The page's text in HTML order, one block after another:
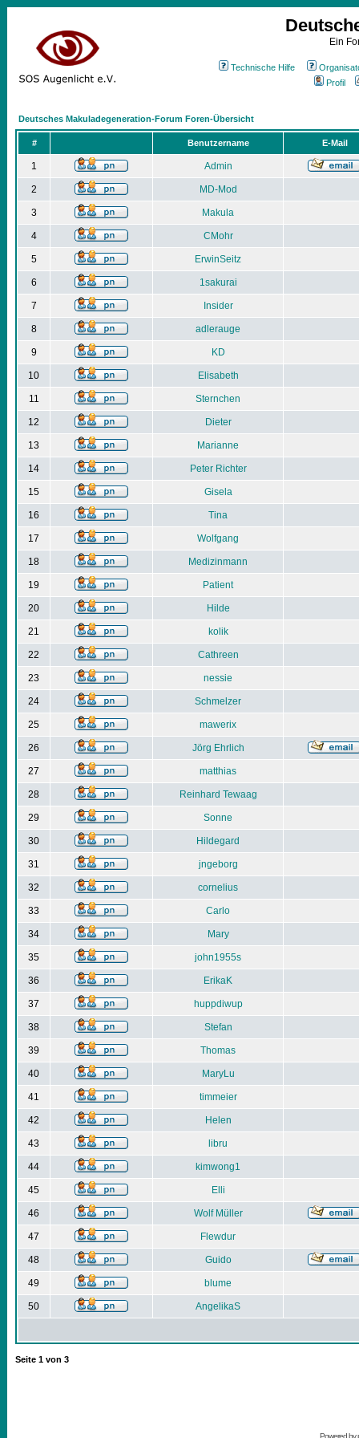
Ein
Technische Hilfe
Profil
Deutsches Makuladegeneration-Forum Foren-Übersicht
# Benutzername E-Mail
1 Admin
2 MD-Mod
3 Makula
4 CMohr
5 ErwinSeitz
6 1sakurai
7 Insider
8 adlerauge
9 KD
10 Elisabeth
11 Sternchen
12 Dieter
13 Marianne
14 Peter Richter
15 Gisela
16 Tina
17 Wolfgang
18 Medizinmann
19 Patient
20 Hilde
21 kolik
22 Cathreen
23 nessie
24 Schmelzer
25 mawerix
26 Jörg Ehrlich
27 matthias
28 Reinhard Tewaag
29 Sonne
30 Hildegard
31 jngeborg
32 cornelius
33 Carlo
34 Mary
35 john1955s
36 ErikaK
37 huppdiwup
38 Stefan
39 Thomas
40 MaryLu
41 timmeier
42 Helen
43 libru
44 kimwong1
45 Elli
46 Wolf Müller
47 Flewdur
48 Guido
49 blume
50 AngelikaS
Seite 1 von 3
Powered by